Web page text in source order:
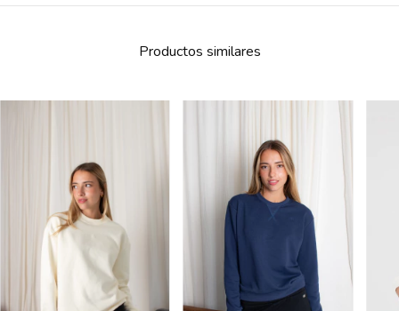
Productos similares